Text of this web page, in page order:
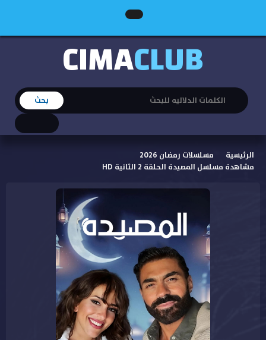
CIMACLUB
الرئيسية
مسلسلات رمضان 2026
مشاهدة مسلسل المصيدة الحلقة 2 الثانية HD